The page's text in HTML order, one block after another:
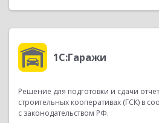
1С:Гаражи
Решение для подготовки и сдачи
строительных кооперативах (ГСК) в
с законодательством РФ.